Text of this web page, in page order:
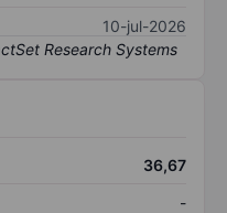
10-jul-2026
36,67
-